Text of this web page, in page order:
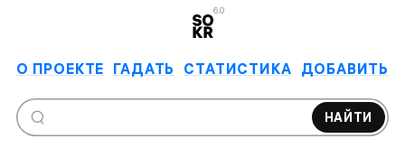
6.0
О ПРОЕКТЕ ГАДАТЬ СТАТИСТИКА ДОБАВИТЬ
НАЙТИ